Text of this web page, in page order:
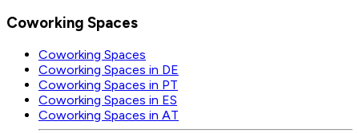
Coworking Spaces
Coworking Spaces
Coworking Spaces in DE
Coworking Spaces in PT
Coworking Spaces in ES
Coworking Spaces in AT